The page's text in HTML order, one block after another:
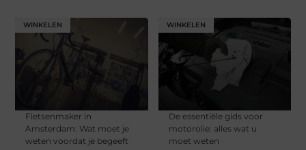
WINKELEN
Fietsenmaker in
Amsterdam: Wat moet je
weten voordat je begeeft
WINKELEN
De essentiële gids voor
motorolie: alles wat u
moet weten